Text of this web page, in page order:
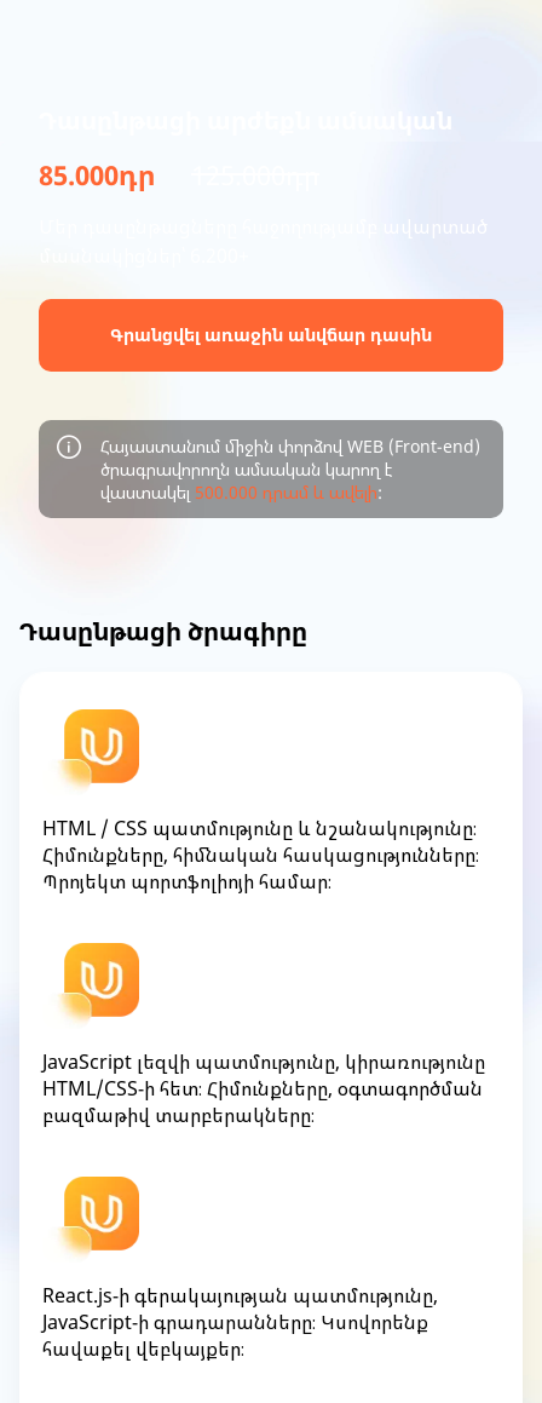
Դասընթացի արժեքն ամսական
85.000դր
Մեր դասընթացները հաջողությամբ ավարտած
Գրանցվել առաջին անվճար դասին
Հայաստանում միջին փորձով WEB (Front-end)
ծրագրավորողն ամսական կարող է
վաստակել 500.000 դրամ և ավելի:
Դասընթացի ծրագիրը
HTML / CSS պատմությունը և նշանակությունը։
Հիմունքները, հիմնական հասկացությունները։
Պրոյեկտ պորտֆոլիոյի համար։
JavaScript լեզվի պատմությունը, կիրառությունը
HTML/CSS-ի հետ։ Հիմունքները, օգտագործման
բազմաթիվ տարբերակները։
React.js-ի գերակայության պատմությունը,
JavaScript-ի գրադարանները։ Կսովորենք
հավաքել վեբկայքեր։